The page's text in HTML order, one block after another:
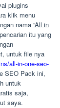
plugins
klik menu
nama “All in
itu yang
untuk file nya
all-in-one-seo-
SEO Pack ini,
untuk
saja,
saya.